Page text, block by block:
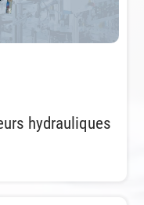
hydrauliques